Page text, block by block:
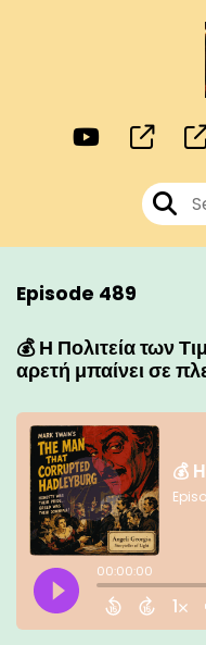
Episode 489
💰 Η Πολιτεία των
αρετή μπαίνει σε